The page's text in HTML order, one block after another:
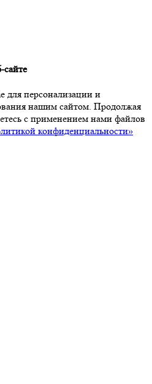
персонализации и
нашим сайтом. Продолжая
с применением нами файлов
конфиденциальности»